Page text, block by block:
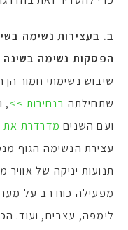
ב. בעצירות נשימה
הפסקות נשימה בשינה
שיבוש נשימתי חמור
שתחילתה בנחירות >>,
ועם השנים מדרדרת את
עצירת הנשימה הגוף
תנועות יניקה של
מפעילה כוח רב על
לימפה, עצבים, ועוד.